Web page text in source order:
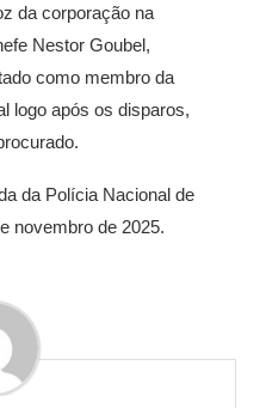
da corporação na
Nestor Goubel,
como membro da
logo após os disparos,
da Polícia Nacional de
novembro de 2025.